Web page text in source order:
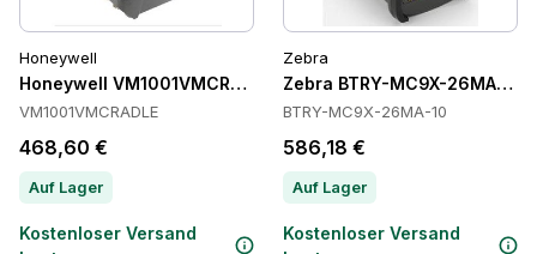
Honeywell
Honeywell VM1001VMCRADLE Cradles
VM1001VMCRADLE
468,60 €
Auf Lager
Kostenloser Versand
Zebra
Zebra BTRY-MC9X-26MA-10
BTRY-MC9X-26MA-10
586,18 €
Auf Lager
Kostenloser Versand